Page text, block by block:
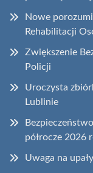
Nowe
Rehabilitacji
Zwiększenie
Policji
Uroczysta
Lublinie
półrocze 2026
Uwaga na